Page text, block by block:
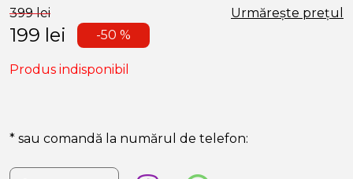
399 lei Urmărește prețul
199 lei -50 %
Produs indisponibil
* sau comandă la numărul de telefon: